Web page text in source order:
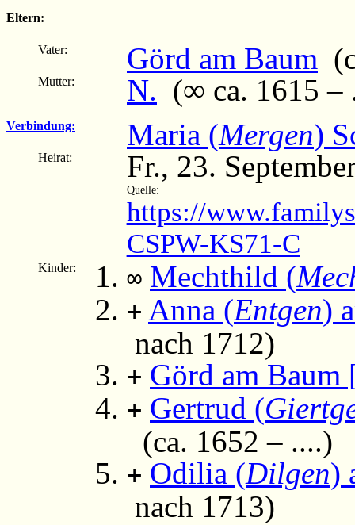
Eltern:
Vater: Görd am Baum
Mutter: N. (∞ ca. 1615 –
Verbindung: Maria (Mergen)
Heirat: Fr., 23.
Quelle:
https://
CSPW-KS71-C
Kinder: ∞ Mechthild (
+ Anna (Entgen)
nach 1712)
+ Görd am Baum
+ Gertrud (
(ca. 1652 – ....)
+ Odilia (Dilgen)
nach 1713)